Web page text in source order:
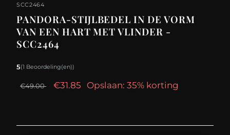
SCC2464
PANDORA-STIJLBEDEL IN DE VORM
VAN EEN HART MET VLINDER -
SCC2464
5(1 Beoordeling(en))
€49.00 €31.85 Opslaan: 35% korting